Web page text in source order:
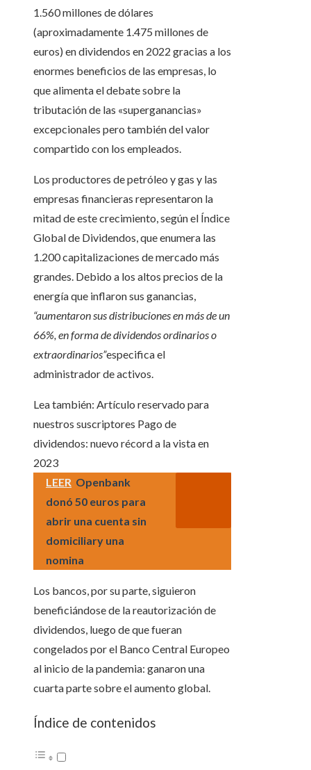
1.560 millones de dólares
(aproximadamente 1.475 millones de
euros) en dividendos en 2022 gracias a los
enormes beneficios de las empresas, lo
que alimenta el debate sobre la
tributación de las «superganancias»
excepcionales pero también del valor
compartido con los empleados.
Los productores de petróleo y gas y las
empresas financieras representaron la
mitad de este crecimiento, según el Índice
Global de Dividendos, que enumera las
1.200 capitalizaciones de mercado más
grandes. Debido a los altos precios de la
energía que inflaron sus ganancias,
“aumentaron sus distribuciones en más de un
66%, en forma de dividendos ordinarios o
extraordinarios”especifica el
administrador de activos.
Lea también: Artículo reservado para
nuestros suscriptores Pago de
dividendos: nuevo récord a la vista en
2023
LEER Openbank
donó 50 euros para
abrir una cuenta sin
domiciliary una
nomina
Los bancos, por su parte, siguieron
beneficiándose de la reautorización de
dividendos, luego de que fueran
congelados por el Banco Central Europeo
al inicio de la pandemia: ganaron una
cuarta parte sobre el aumento global.
Índice de contenidos